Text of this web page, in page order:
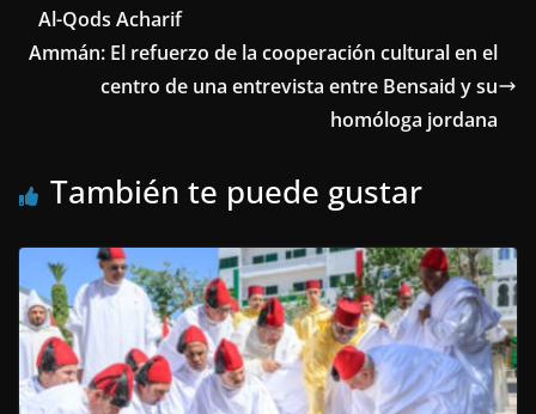
Al-Qods Acharif
Ammán: El refuerzo de la cooperación cultural en el
centro de una entrevista entre Bensaid y su
homóloga jordana
También te puede gustar